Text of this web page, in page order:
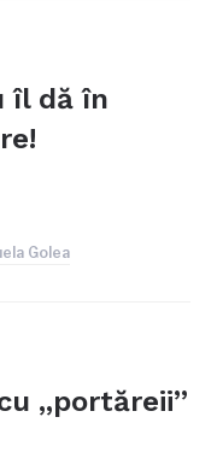
îl dă în
Golea
„portăreii”